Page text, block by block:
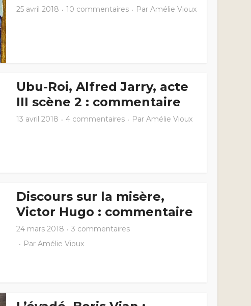
25 avril 2018 10 commentaires Par Amélie Vioux
Ubu-Roi, Alfred Jarry, acte
III scène 2 : commentaire
13 avril 2018 4 commentaires Par Amélie Vioux
Discours sur la misère,
Victor Hugo : commentaire
24 mars 2018
3 commentaires
Par Amélie Vioux